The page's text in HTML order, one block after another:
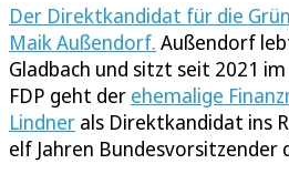
Der Direktkandidat für die
Maik Außendorf. Außendorf
Gladbach und sitzt seit 2021
FDP geht der ehemalige
Lindner als Direktkandidat ins
elf Jahren Bundesvorsitzender